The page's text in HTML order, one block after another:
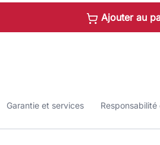
Ajouter au
Garantie et services